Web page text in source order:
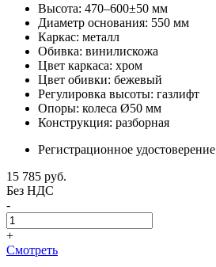
Высота: 470–600±50 мм
Диаметр основания: 550 мм
Каркас: металл
Обивка: винилискожа
Цвет каркаса: хром
Цвет обивки: бежевый
Регулировка высоты: газлифт
Опоры: колеса Ø50 мм
Конструкция: разборная
Регистрационное удостоверение
15 785 руб.
Без НДС
-
+
Смотреть